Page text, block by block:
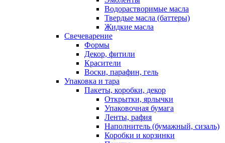
Водорастворимые масла
Твердые масла (баттеры)
Жидкие масла
Свечеварение
Формы
Декор, фитили
Красители
Воски, парафин, гель
Упаковка и тара
Пакеты, коробки, декор
Открытки, ярлычки
Упаковочная бумага
Ленты, рафия
Наполнитель (бумажный, сизаль)
Коробки и корзинки